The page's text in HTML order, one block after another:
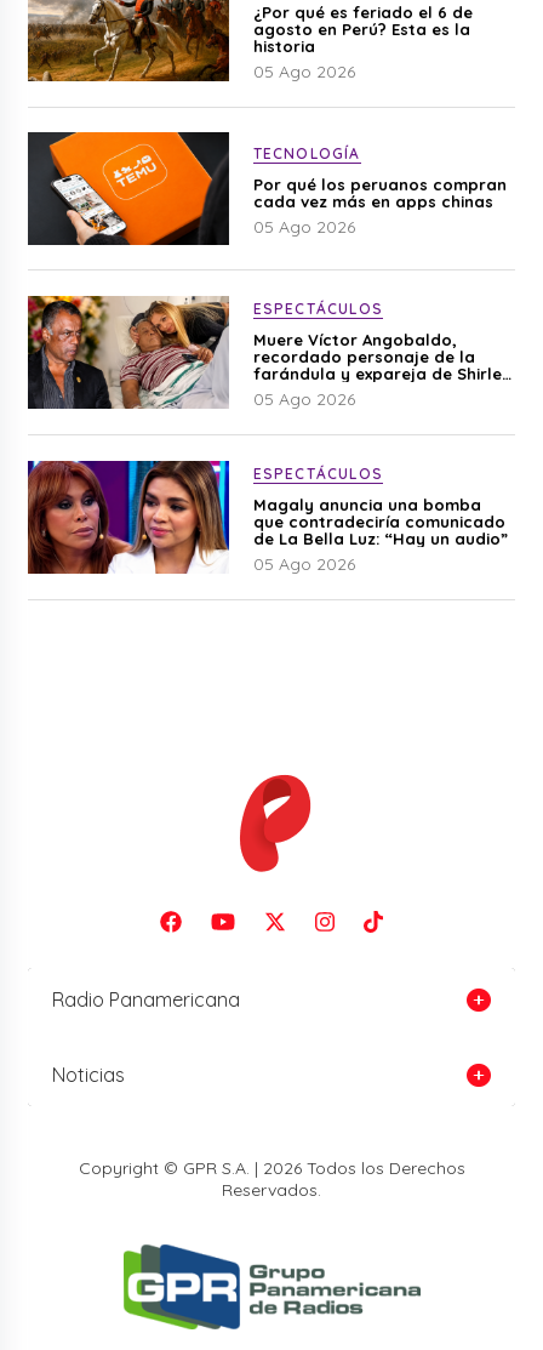
¿Por qué es feriado el 6 de
agosto en Perú? Esta es la
historia
05 Ago 2026
TECNOLOGÍA
Por qué los peruanos compran
cada vez más en apps chinas
05 Ago 2026
ESPECTÁCULOS
Muere Víctor Angobaldo,
recordado personaje de la
farándula y expareja de Shirley
Cherres
05 Ago 2026
ESPECTÁCULOS
Magaly anuncia una bomba
que contradeciría comunicado
de La Bella Luz: “Hay un audio”
05 Ago 2026
Radio Panamericana
Noticias
Copyright © GPR S.A. | 2026 Todos los Derechos
Reservados.